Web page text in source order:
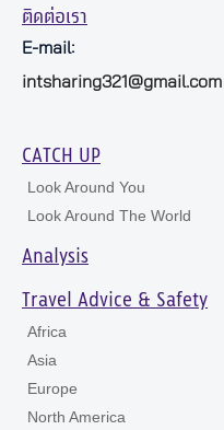
ติดต่อเรา
E-mail:
intsharing321@gmail.com
CATCH UP
Look Around You
Look Around The World
Analysis
Travel Advice & Safety
Africa
Asia
Europe
North America